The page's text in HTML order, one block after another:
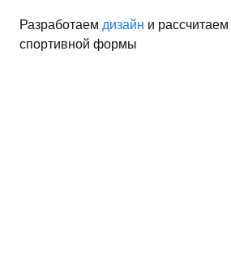
Разработаем дизайн и рассчитаем
спортивной формы